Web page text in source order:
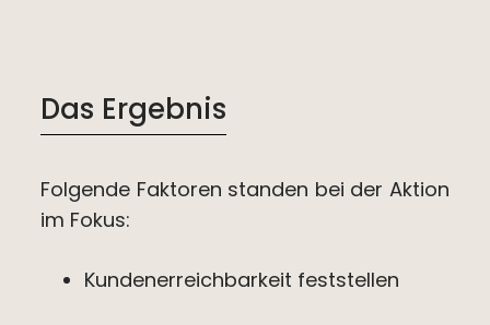
Das Ergebnis
Folgende Faktoren standen bei der Aktion
im Fokus:
Kundenerreichbarkeit feststellen